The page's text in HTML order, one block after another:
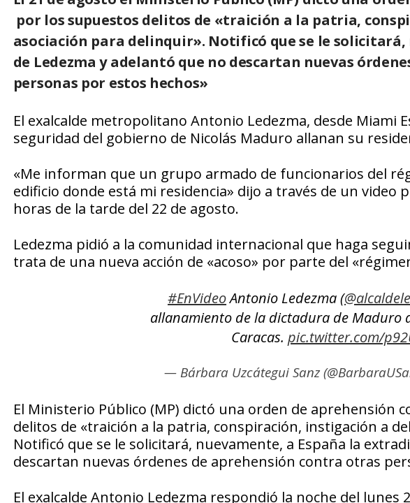
por los supuestos delitos de «traición a la patria,
asociación para delinquir». Notificó que se le
de Ledezma y adelantó que no descartan nuevas
personas por estos hechos»
El exalcalde metropolitano Antonio Ledezma, desde Miami
seguridad del gobierno de Nicolás Maduro allanan su
«Me informan que un grupo armado de funcionarios del
edificio donde está mi residencia» dijo a través de un video
horas de la tarde del 22 de agosto.
Ledezma pidió a la comunidad internacional que haga
trata de una nueva acción de «acoso» por parte del
#EnVideoAntonio Ledezma (
allanamiento de la dictadura de Maduro
Caracas.pic.twitter.com/
— Bárbara Uzcátegui Sanz
El Ministerio Público (MP) dictó una orden de aprehensión
delitos de «traición a la patria, conspiración, instigación a
Notificó que se le solicitará, nuevamente, a España la
descartan nuevas órdenes de aprehensión contra otras
El exalcalde Antonio Ledezma respondió la noche del lunes